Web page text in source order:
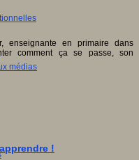
médias
enseignante en primaire dans
comment ça se passe, son
!